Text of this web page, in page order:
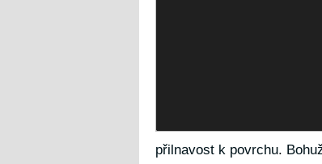
přilnavost k povrchu.